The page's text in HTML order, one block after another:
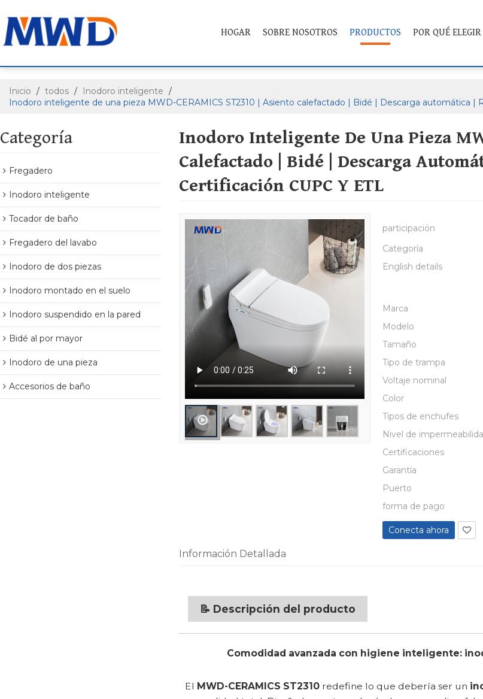
HOGAR SOBRE NOSOTROS PRODUCTOS POR QUÉ
Inicio / todos / Inodoro inteligente /
Inodoro inteligente de una pieza MWD-CERAMICS ST2310 | Asiento calefactado | Bidé | Descarga automática |
Categoría
Fregadero
Inodoro inteligente
Tocador de baño
Fregadero del lavabo
Inodoro de dos piezas
Inodoro montado en el suelo
Inodoro suspendido en la pared
Bidé al por mayor
Inodoro de una pieza
Accesorios de baño
Inodoro Inteligente De Una Pieza
Calefactado | Bidé | Descarga
Certificación CUPC Y ETL
participación
Categoría
English details
Marca
Modelo
Tamaño
Tipo de trampa
Voltaje nominal
Color
Tipos de enchufes
Nivel de
Certificaciones
Garantía
Puerto
forma de pago
Conecta ahora
Información Detallada
📝 Descripción del producto
Comodidad avanzada con higiene inteligente:
El MWD-CERAMICS ST2310redefine lo que debería ser un